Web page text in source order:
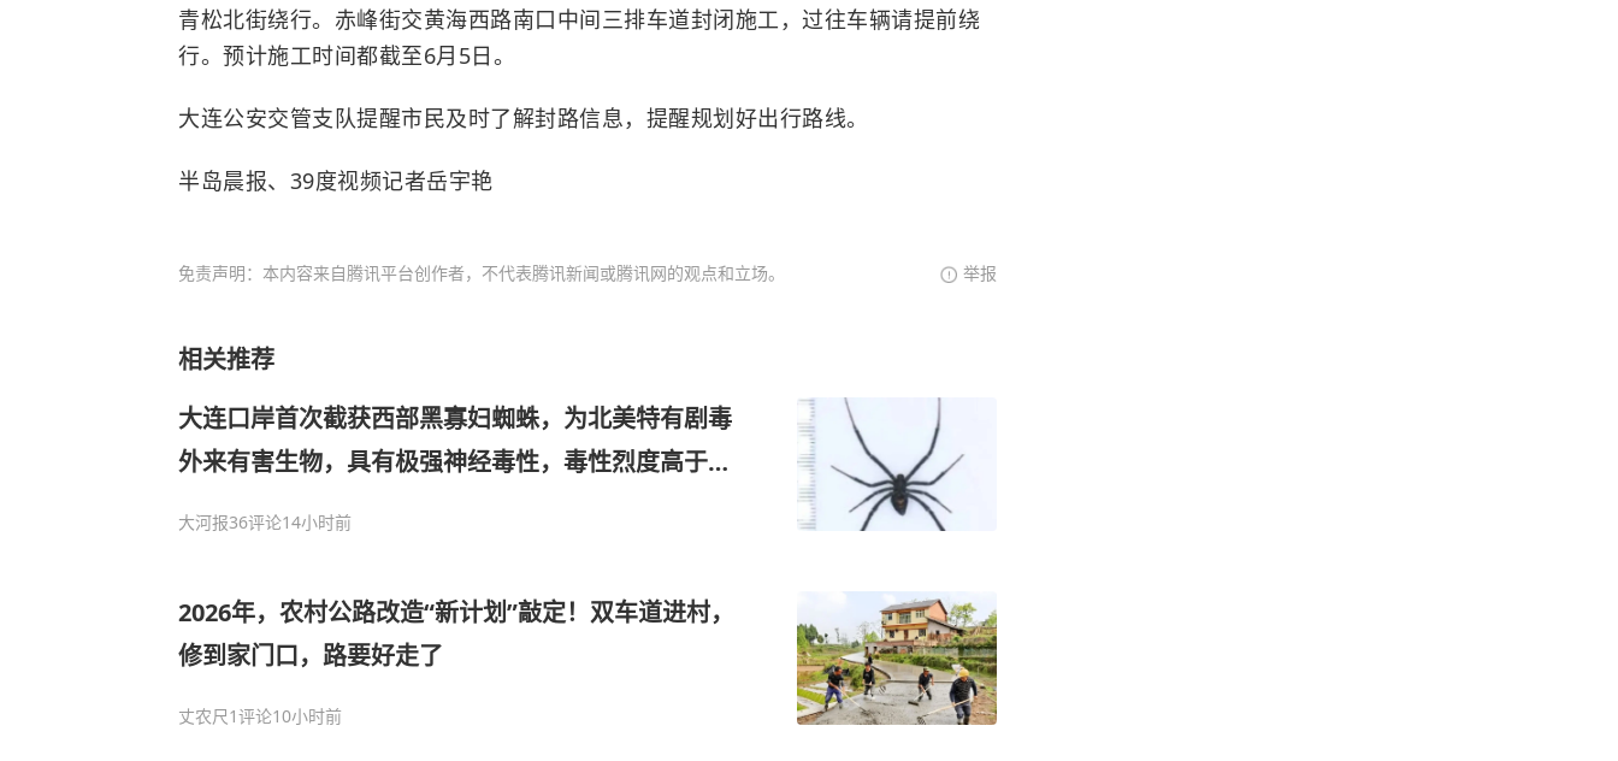
青松北街绕行。赤峰街交黄海西路南口中间三排车道封闭施工，过往车辆请提前绕
行。预计施工时间都截至6月5日。
大连公安交管支队提醒市民及时了解封路信息，提醒规划好出行路线。
半岛晨报、39度视频记者岳宇艳
免责声明：本内容来自腾讯平台创作者，不代表腾讯新闻或腾讯网的观点和立场。 举报
相关推荐
大连口岸首次截获西部黑寡妇蜘蛛，为北美特有剧毒
外来有害生物，具有极强神经毒性，毒性烈度高于常
大河报36评论14小时前
2026年，农村公路改造“新计划”敲定！双车道进村，
修到家门口，路要好走了
丈农尺1评论10小时前